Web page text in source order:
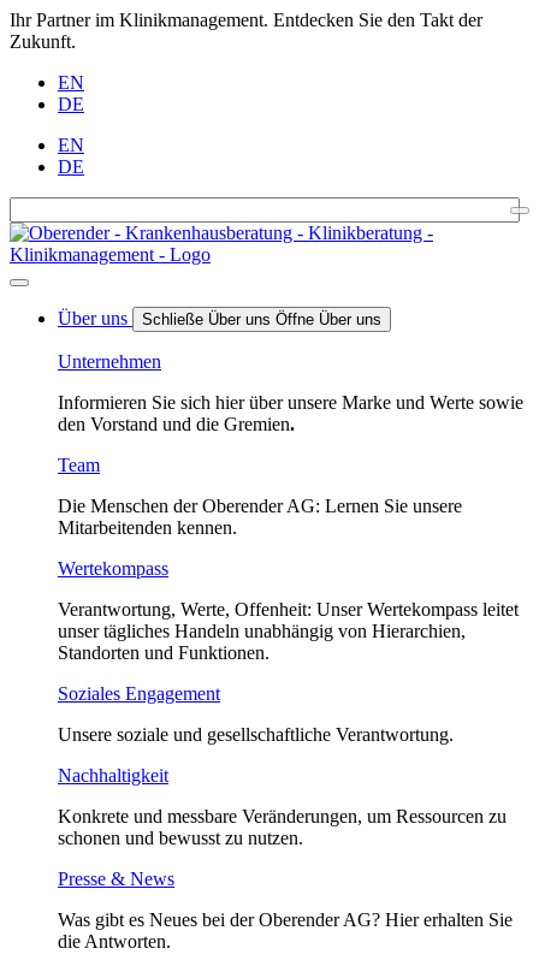
Ihr Partner im Klinikmanagement. Entdecken Sie den Takt der
Zukunft.
EN
DE
EN
DE
Über uns Schließe Über uns Öffne Über uns
Unternehmen
Informieren Sie sich hier über unsere Marke und Werte sowie
den Vorstand und die Gremien.
Team
Die Menschen der Oberender AG: Lernen Sie unsere
Mitarbeitenden kennen.
Wertekompass
Verantwortung, Werte, Offenheit: Unser Wertekompass leitet
unser tägliches Handeln unabhängig von Hierarchien,
Standorten und Funktionen.
Soziales Engagement
Unsere soziale und gesellschaftliche Verantwortung.
Nachhaltigkeit
Konkrete und messbare Veränderungen, um Ressourcen zu
schonen und bewusst zu nutzen.
Presse & News
Was gibt es Neues bei der Oberender AG? Hier erhalten Sie
die Antworten.